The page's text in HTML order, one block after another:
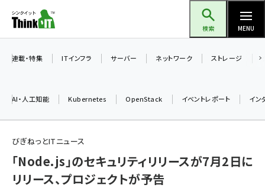
ン
ツ
検索 MENU
加藤銘のチーム貢献～仲間と築いた勝利の絆～ (2325)
iot女子会 (2290)
連載・特集 ITインフラ サーバー ネットワーク ストレージ
AI・人工知能 Kubernetes OpenStack イベントレポート イン
びぎねっとITニュース
「Node.js」のセキュリティリリースが7月2日に
リリース、プロジェクトが予告